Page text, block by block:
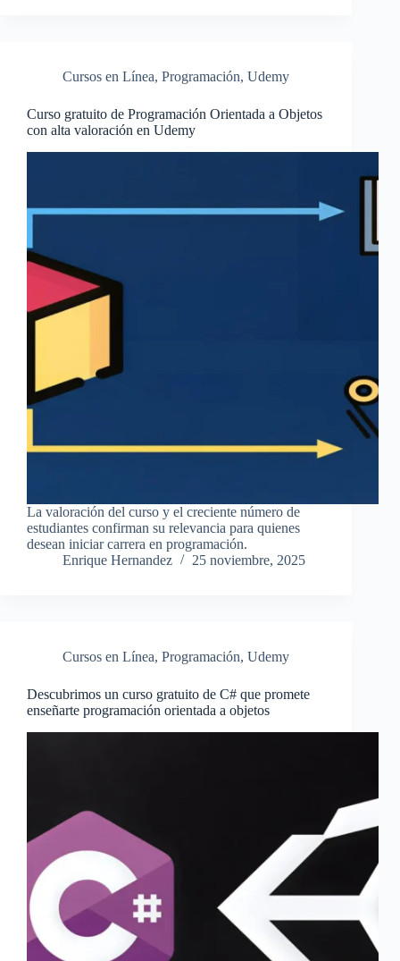
Cursos en Línea, Programación, Udemy
Curso gratuito de Programación Orientada a Objetos
con alta valoración en Udemy
La valoración del curso y el creciente número de
estudiantes confirman su relevancia para quienes
desean iniciar carrera en programación.
Enrique Hernandez
25 noviembre, 2025
Cursos en Línea, Programación, Udemy
Descubrimos un curso gratuito de C# que promete
enseñarte programación orientada a objetos